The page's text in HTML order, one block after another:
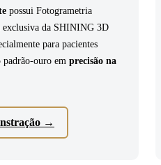
possui Fotogrametria
da SHINING 3D
para pacientes
padrão-ouro emprecisão na
→